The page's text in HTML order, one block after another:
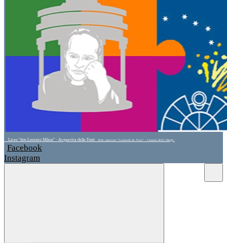
Liceo "don Lorenzo Milani" - Acquaviva delle Fonti Sede associata "Leonardo da Vinci" - Cassano delle Murge
Facebook
Instagram